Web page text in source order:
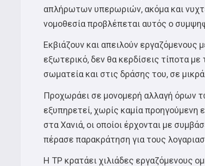
απλήρωτων υπερωριών, ακόμα και
νομοθεσία προβλέπεται αυτός ο
Εκβιάζουν και απειλούν εργαζόμενους
εξωτερικό, δεν θα κερδίσεις τίποτα
σωματεία και στις δράσης του, σε
Προχωράει σε μονομερή αλλαγή όρων
εξυπηρετεί, χωρίς καμία
στα Χανιά, οι οποίοι έρχονται με
πέρασε παρακράτηση για τους
Η TP κρατάει χιλιάδες εργαζόμενους